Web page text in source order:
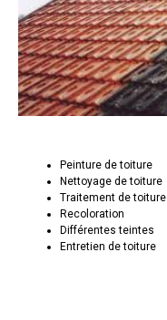
Peinture de toiture
Nettoyage de toiture
Traitement de toiture
Recoloration
Différentes teintes
Entretien de toiture